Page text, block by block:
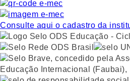
Consulte aqui o cadastro da